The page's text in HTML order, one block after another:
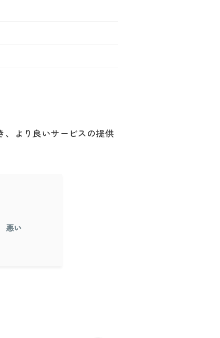
、より良いサービスの提供
悪い